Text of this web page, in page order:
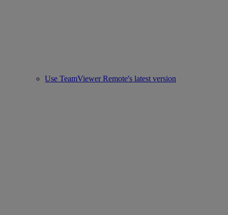
Use TeamViewer Remote's latest version